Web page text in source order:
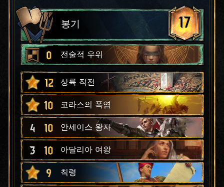
봉기 17
0 전술적 우위
12 상륙 작전
10 코라스의 폭염
4 10 안세이스 왕자
3 10 아달리아 여왕
9 칙령